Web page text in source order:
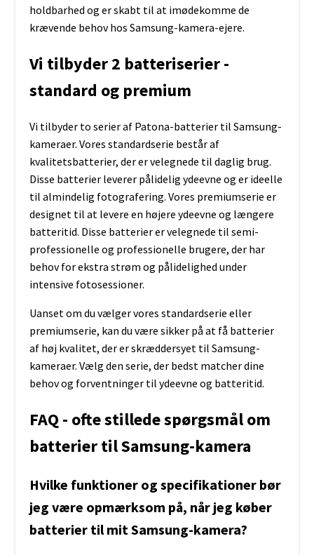
holdbarhed og er skabt til at imødekomme de
krævende behov hos Samsung-kamera-ejere.
Vi tilbyder 2 batteriserier -
standard og premium
Vi tilbyder to serier af Patona-batterier til Samsung-
kameraer. Vores standardserie består af
kvalitetsbatterier, der er velegnede til daglig brug.
Disse batterier leverer pålidelig ydeevne og er ideelle
til almindelig fotografering. Vores premiumserie er
designet til at levere en højere ydeevne og længere
batteritid. Disse batterier er velegnede til semi-
professionelle og professionelle brugere, der har
behov for ekstra strøm og pålidelighed under
intensive fotosessioner.
Uanset om du vælger vores standardserie eller
premiumserie, kan du være sikker på at få batterier
af høj kvalitet, der er skræddersyet til Samsung-
kameraer. Vælg den serie, der bedst matcher dine
behov og forventninger til ydeevne og batteritid.
FAQ - ofte stillede spørgsmål om
batterier til Samsung-kamera
Hvilke funktioner og specifikationer bør
jeg være opmærksom på, når jeg køber
batterier til mit Samsung-kamera?